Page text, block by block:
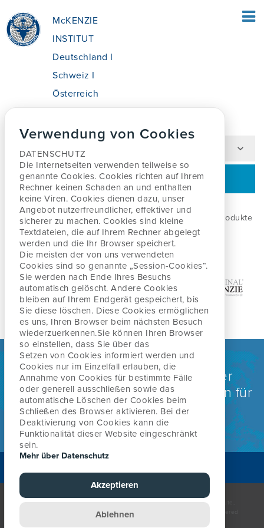
McKENZIE
INSTITUT
Deutschland I
Schweiz I
Österreich
HOME
FÜR PATIENTEN
ÜBERSICHT
WAS IST DIE MCKENZIE METHODE®?
WORUM GEHT ES?
IST DIE METHODE FÜR MICH
GEEIGNET?
SELBSTBEHANDLUNG
THERAPEUTENSUCHE
ERFAHRUNGSBERICHTE
INFORMATIONEN ALS DOWNLOAD
FÜR FACHLEUTE
ÜBERSICHT
DIE MCKENZIE METHODE
FORSCHUNG UND QUELLEN
DIE VORTEILE VON MDT
MITGLIEDSCHAFT
MCKENZIE FACHLEUTE BERICHTEN
BEFUNDFORMULARE
AUSBILDUNG
ÜBERSICHT
KURSSUCHE
KURSÜBERSICHT
WEBINARE FÜR PHYSIO -
LEHREINRICHTUNGEN
CREDENTIALLING EXAMEN
QUALITÄTSSICHERUNGSPROGRAMM
ÜBER UNS
ÜBER DAS MCKENZIE INSTITUT
DEUTSCHLAND I SCHWEIZ I
ÖSTERREICH
IMPRESSUM
DATENSCHUTZ
ÜBER DAS MCKENZIE INSTITUTE
INTERNATIONAL
AKTUELLES
MCKENZIE MINI-SHOP
MITGLIEDERBEREICH
KONTAKT
PRODUKTE
Die Firma Ergonline vertreibt die Original McKenzie Produkte
in D / CH / A.
Weltweit anerkannt als eine der
führenden Behandlungsmethoden für
Rücken-, Nacken- und
Gelenkbeschwerden
McKenzie Method and Mechanical Diagnosis and Therapy are registered
Verwendung von Cookies
DATENSCHUTZ
Die Internetseiten verwenden teilweise so
genannte Cookies. Cookies richten auf Ihrem
Rechner keinen Schaden an und enthalten
keine Viren. Cookies dienen dazu, unser
Angebot nutzerfreundlicher, effektiver und
sicherer zu machen. Cookies sind kleine
Textdateien, die auf Ihrem Rechner abgelegt
werden und die Ihr Browser speichert.
Die meisten der von uns verwendeten
Cookies sind so genannte „Session-Cookies“.
Sie werden nach Ende Ihres Besuchs
automatisch gelöscht. Andere Cookies
bleiben auf Ihrem Endgerät gespeichert, bis
Sie diese löschen. Diese Cookies ermöglichen
es uns, Ihren Browser beim nächsten Besuch
wiederzuerkennen.Sie können Ihren Browser
so einstellen, dass Sie über das
Setzen von Cookies informiert werden und
Cookies nur im Einzelfall erlauben, die
Annahme von Cookies für bestimmte Fälle
oder generell ausschließen sowie das
automatische Löschen der Cookies beim
Schließen des Browser aktivieren. Bei der
Deaktivierung von Cookies kann die
Funktionalität dieser Website eingeschränkt
sein.
Mehr über Datenschutz
Akzeptieren
Ablehnen